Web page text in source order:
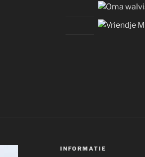
INFORMATIE